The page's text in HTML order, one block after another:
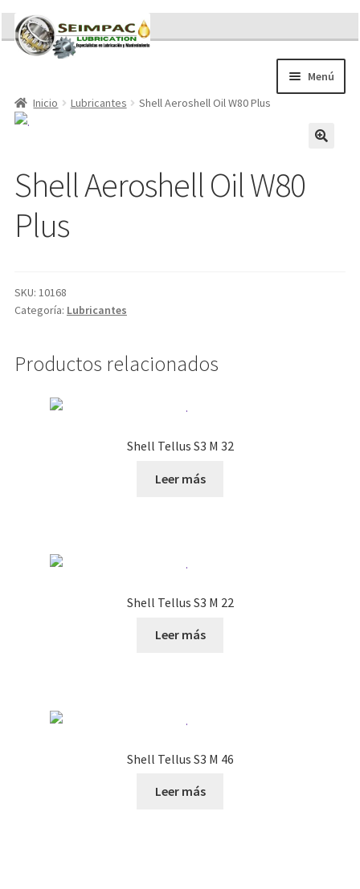
Ir
a
Ir
al
contenido
Menú
Sobre nosotros
Brochures
Servicios
Refacciones
Literatura
Inicio Lubricantes Shell Aeroshell Oil W80 Plus
Shell Aeroshell Oil W80
Plus
SKU: 10168
Categoría: Lubricantes
Productos relacionados
Shell Tellus S3 M 32
Leer más
Shell Tellus S3 M 22
Leer más
Shell Tellus S3 M 46
Leer más